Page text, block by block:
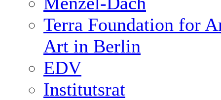
Terra Foundation for
Art in Berlin
EDV
Institutsrat